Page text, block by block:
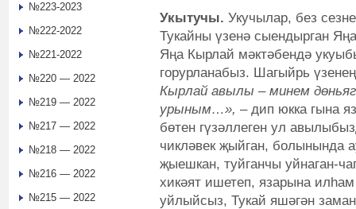
Укытучы. Укучылар, без
Тукайны үзенә сыендырган
Яңа Кырлай мәктәбендә
горурланабыз. Шагыйрь
Кырлай авылы – минем
урыным…», – дип юкка гына
бөтен гүзәллеген ул
чикләвек җыйган, болынында
җыешкан, туйганчы уйнаган-
хикәят ишетеп, язарына
уйлыйсыз, Тукай яшәгән
№223-2023
№222-2022
№221-2022
№220 — 2022
№219 — 2022
№217 — 2022
№218 — 2022
№216 — 2022
№215 — 2022